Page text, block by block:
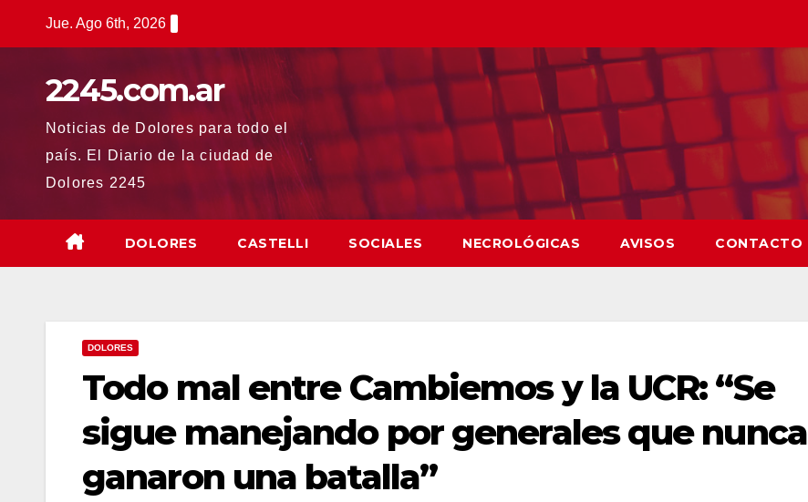
Jue. Ago 6th, 2026
2245.com.ar
Noticias de Dolores para todo el
país. El Diario de la ciudad de
Dolores 2245
DOLORES CASTELLI SOCIALES NECROLÓGICAS AVISOS CONTACTO
DOLORES
Todo mal entre Cambiemos y la UCR: “Se
sigue manejando por generales que nunca
ganaron una batalla”